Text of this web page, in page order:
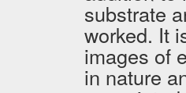
substrate
worked. It
images of
in nature